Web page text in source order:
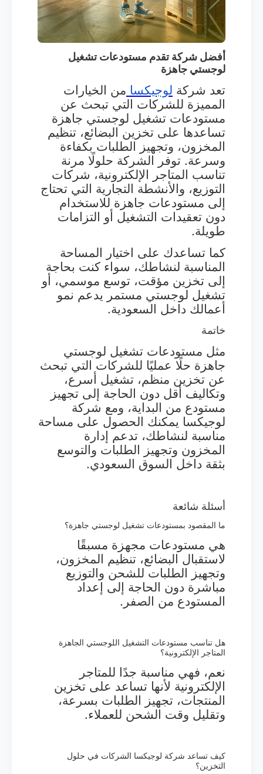
أفضل شركة تقدم مستودعات تشغيل
لوجستي جاهزة
تعد شركة لوجيكسا من الخيارات
المميزة للشركات التي تبحث عن
مستودعات تشغيل لوجستي جاهزة
تساعدها على تخزين البضائع، تنظيم
المخزون، وتجهيز الطلبات بكفاءة
وسرعة. توفر الشركة حلولًا مرنة
تناسب المتاجر الإلكترونية، شركات
التوزيع، والأنشطة التجارية التي تحتاج
إلى مستودعات جاهزة للاستخدام
دون تعقيدات التشغيل أو التزامات
طويلة.
كما تساعدك على اختيار المساحة
المناسبة لنشاطك، سواء كنت بحاجة
إلى تخزين مؤقت، توسع موسمي، أو
تشغيل لوجستي مستمر يدعم نمو
أعمالك داخل السعودية.
خاتمة
مثل مستودعات تشغيل لوجستي
جاهزة حلًا عمليًا للشركات التي تبحث
عن تخزين منظم، تشغيل أسرع،
وتكاليف أقل دون الحاجة إلى تجهيز
مستودع من البداية، ومع شركة
لوجيكسا يمكنك الحصول على مساحة
مناسبة لنشاطك، تدعم إدارة
المخزون وتجهيز الطلبات والتوسع
بثقة داخل السوق السعودي.
أسئلة شائعة
ما المقصود بمستودعات تشغيل لوجستي جاهزة؟
هي مستودعات مجهزة مسبقًا
لاستقبال البضائع، تنظيم المخزون،
وتجهيز الطلبات للشحن والتوزيع
مباشرة دون الحاجة إلى إعداد
المستودع من الصفر.
هل تناسب مستودعات التشغيل اللوجستي الجاهزة
المتاجر الإلكترونية؟
نعم، فهي مناسبة جدًا للمتاجر
الإلكترونية لأنها تساعد على تخزين
المنتجات، تجهيز الطلبات بسرعة،
وتقليل وقت الشحن للعملاء.
كيف تساعد شركة لوجيكسا الشركات في حلول
التخزين؟